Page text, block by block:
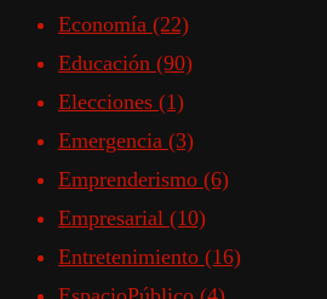
Economía (22)
Educación (90)
Elecciones (1)
Emergencia (3)
Emprenderismo (6)
Empresarial (10)
Entretenimiento (16)